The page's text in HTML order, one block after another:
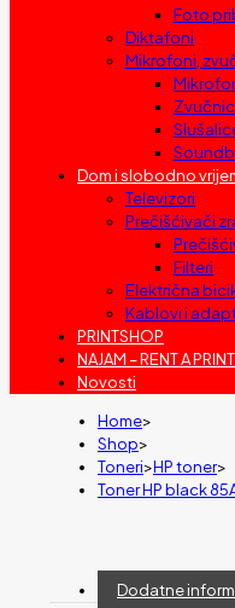
Foto
Diktafoni
Mikrofoni,
Dom i slobodno
Televizori
Prečišćivači
Filteri
Električna
Kablovi i
PRINTSHOP
NAJAM – RENT A PRINT
Novosti
Home>
Shop>
Toneri>HP toner>
Toner HP black
Dodatne